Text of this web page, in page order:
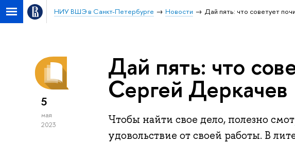
НИУ ВШЭ в Санкт-Петербурге Новости Дай пять: что советует
5
мая
2023
Дай пять: что
Сергей Деркачев
Чтобы найти свое дело, полезно
удовольствие от своей работы. В